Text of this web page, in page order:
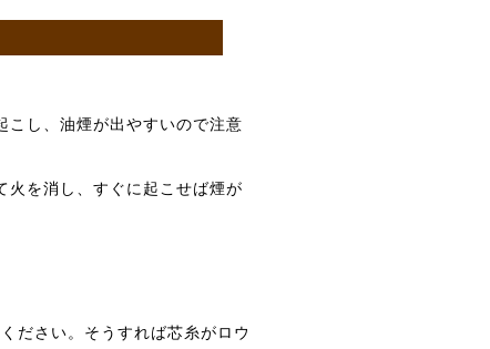
こし、油煙が出やすいので注意
火を消し、すぐに起こせば煙が
ださい。そうすれば芯糸がロウ